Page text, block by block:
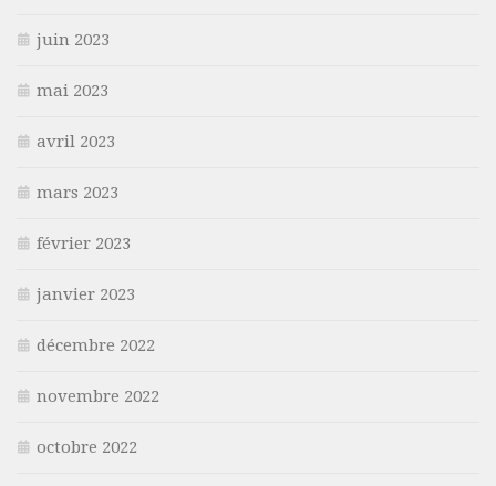
juin 2023
mai 2023
avril 2023
mars 2023
février 2023
janvier 2023
décembre 2022
novembre 2022
octobre 2022